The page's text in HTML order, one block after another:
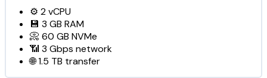
⚙️ 2vCPU
💾 3 GB RAM
📀 60 GB NVMe
📶 3 Gbps network
🌐1.5 TB transfer